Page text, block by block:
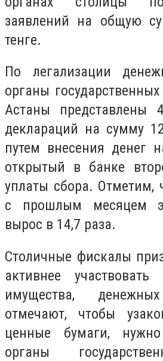
заявлений на общую
тенге.
По легализации
органы
Астаны представлены
деклараций на сумму
путем внесения денег
открытый в банке
уплаты сбора. Отметим,
с прошлым месяцем
вырос в 14,7 раза.
Столичные фискалы
активнее
имущества,
отмечают, чтобы
ценные бумаги,
органы